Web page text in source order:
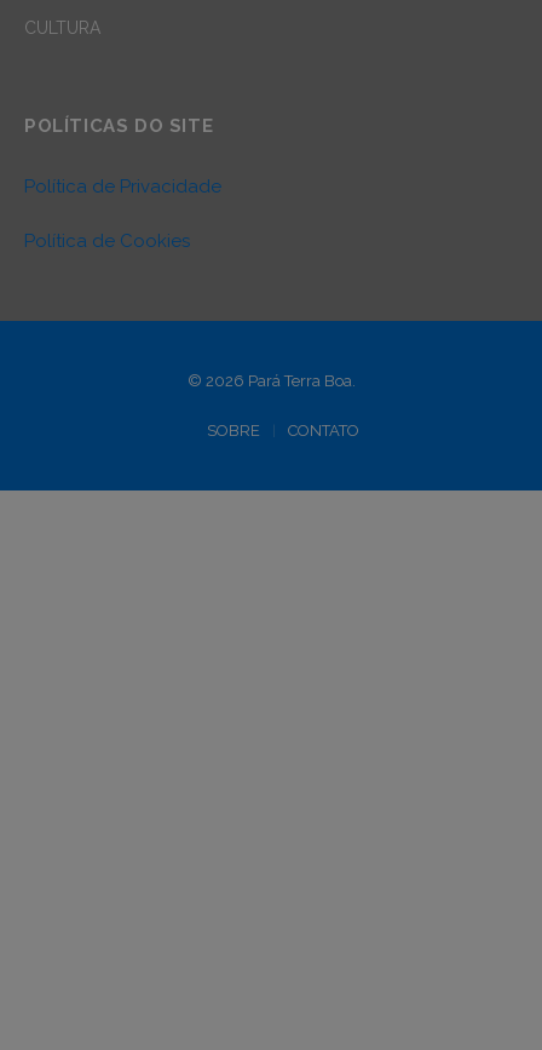
CULTURA
POLÍTICAS DO SITE
Política de Privacidade
Política de Cookies
© 2026 Pará Terra Boa.
SOBRE CONTATO